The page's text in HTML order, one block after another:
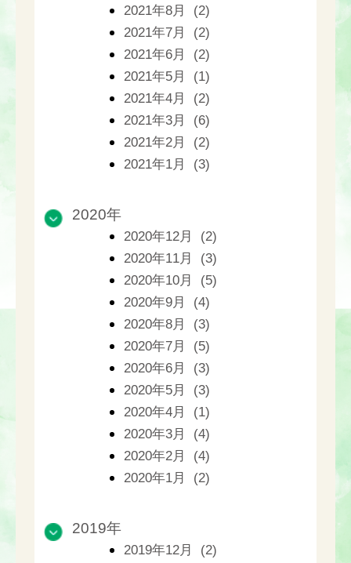
2021年8月 (2)
2021年7月 (2)
2021年6月 (2)
2021年5月 (1)
2021年4月 (2)
2021年3月 (6)
2021年2月 (2)
2021年1月 (3)
2020年
2020年12月 (2)
2020年11月 (3)
2020年10月 (5)
2020年9月 (4)
2020年8月 (3)
2020年7月 (5)
2020年6月 (3)
2020年5月 (3)
2020年4月 (1)
2020年3月 (4)
2020年2月 (4)
2020年1月 (2)
2019年
2019年12月 (2)